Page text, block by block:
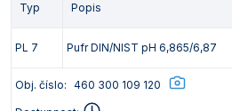
Typ Popis
PL 7 Pufr DIN/NIST pH 6,865/6,87
Obj. číslo: 460 300 109 120